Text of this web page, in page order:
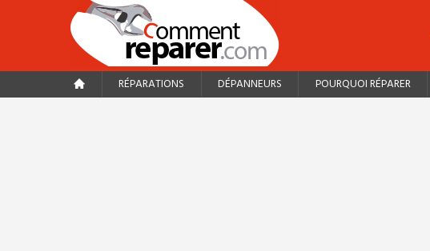
RÉPARATIONS DÉPANNEURS POURQUOI RÉPARER